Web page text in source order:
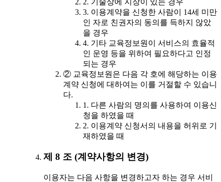
3. 이용계약을 신청한 사람이 14세 미만
인 자로 친권자의 동의를 득하지 않았
을 경우
4. 기타 교육정보원이 서비스의 효율적
인 운영 등을 위하여 필요하다고 인정
되는 경우
② 교육정보원은 다음 각 호에 해당하는 이용
계약 신청에 대하여는 이를 거절할 수 있습니
다.
1. 다른 사람의 명의를 사용하여 이용신
청을 하였을 때
2. 이용계약 신청서의 내용을 허위로 기
재하였을 때
제 8 조 (계약사항의 변경)
이용자는 다음 사항을 변경하고자 하는 경우 서비